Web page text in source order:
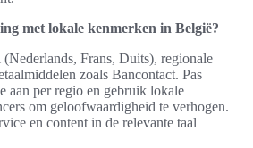
met lokale kenmerken in België?
Frans, Duits), regionale
zoals Bancontact. Pas
aan per regio en gebruik lokale
om geloofwaardigheid te verhogen.
en content in de relevante taal